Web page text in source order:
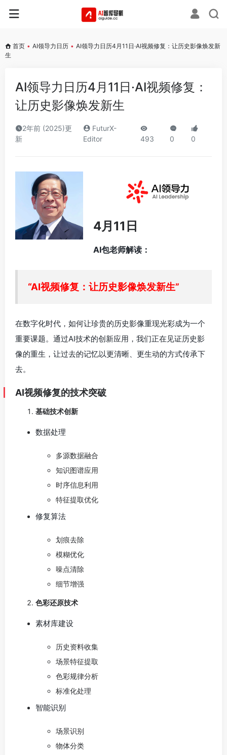
首页 • AI领导力日历 • AI领导力日历4月11日·AI视频修复：让历史影像焕发新
生
AI领导力日历4月11日·AI视频修复：
让历史影像焕发新生
2年前 (2025)更
新
FuturX-
Editor
493 0 0
4月11日
AI包老师解读：
“AI视频修复：让历史影像焕发新生”
在数字化时代，如何让珍贵的历史影像重现光彩成为一个
重要课题。通过AI技术的创新应用，我们正在见证历史影
像的重生，让过去的记忆以更清晰、更生动的方式传承下
去。
AI视频修复的技术突破
基础技术创新
数据处理
多源数据融合
知识图谱应用
时序信息利用
特征提取优化
修复算法
划痕去除
模糊优化
噪点清除
细节增强
色彩还原技术
素材库建设
历史资料收集
场景特征提取
色彩规律分析
标准化处理
智能识别
场景识别
物体分类